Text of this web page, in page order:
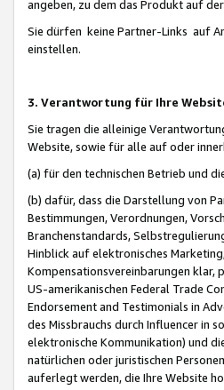
angeben, zu dem das Produkt auf
Sie dürfen keine Partner-Links auf
einstellen.
3. Verantwortung für Ihre
Sie tragen die alleinige
Website, sowie für alle auf oder
(a) für den technischen Betrieb und
(b) dafür, dass die Darstellung von
Bestimmungen, Verordnungen,
Branchenstandards,
Hinblick auf elektronisches
Kompensationsvereinbarungen klar,
US-amerikanischen Federal Trade
Endorsement and Testimonials in
des Missbrauchs durch Influencer in
elektronische Kommunikation) und
natürlichen oder juristischen
auferlegt werden, die Ihre Website